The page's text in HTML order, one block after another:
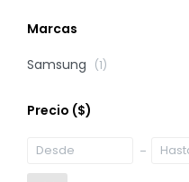
Marcas
Samsung
(1)
Precio ($)